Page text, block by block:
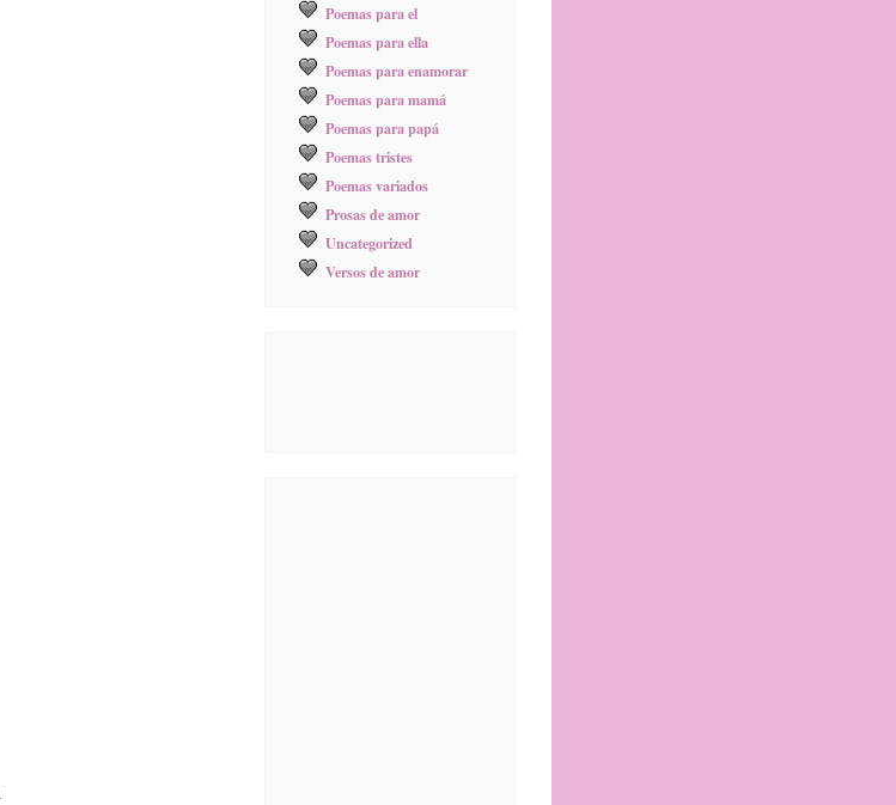
Poemas para el
Poemas para ella
Poemas para enamorar
Poemas para mamá
Poemas para papá
Poemas tristes
Poemas variados
Prosas de amor
Uncategorized
Versos de amor